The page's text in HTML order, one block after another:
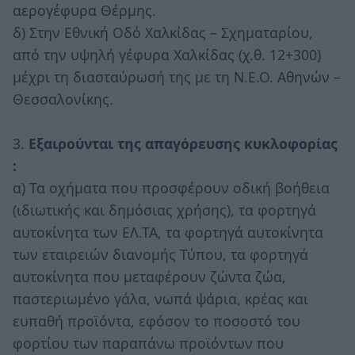
αερογέφυρα Θέρμης.
δ) Στην Εθνική Οδό Χαλκίδας – Σχηματαρίου,
από την υψηλή γέφυρα Χαλκίδας (χ.θ. 12+300)
μέχρι τη διασταύρωσή της με τη Ν.Ε.Ο. Αθηνών –
Θεσσαλονίκης.
3. Εξαιρούνται της απαγόρευσης κυκλοφορίας
:
α) Τα οχήματα που προσφέρουν οδική βοήθεια
(ιδιωτικής και δημόσιας χρήσης), τα φορτηγά
αυτοκίνητα των ΕΛ.ΤΑ, τα φορτηγά αυτοκίνητα
των εταιρειών διανομής Τύπου, τα φορτηγά
αυτοκίνητα που μεταφέρουν ζώντα ζώα,
παστεριωμένο γάλα, νωπά ψάρια, κρέας και
ευπαθή προϊόντα, εφόσον το ποσοστό του
φορτίου των παραπάνω προϊόντων που